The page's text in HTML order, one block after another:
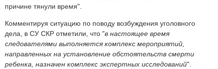
причине тянули время".
Комментируя ситуацию по поводу возбуждения уголовного
дела, в СУ СКР отметили, что "в настоящее время
следователями выполняется комплекс мероприятий,
направленных на установление обстоятельств смерти
ребенка, назначен комплекс экспертных исследований".